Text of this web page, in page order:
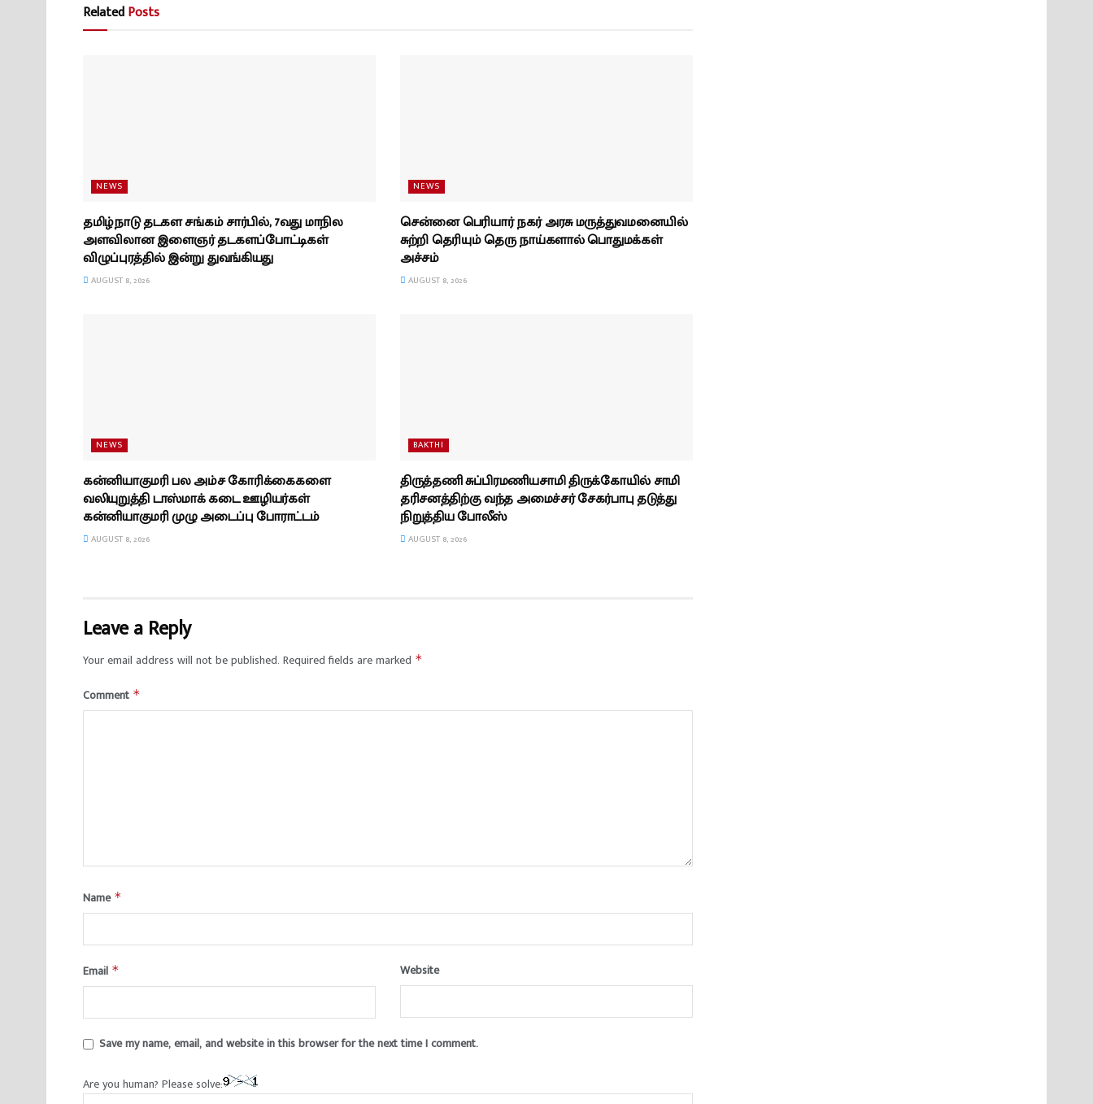
RelatedPosts
NEWS
தமிழ்நாடு தடகள சங்கம் சார்பில், 7வது மாநில
அளவிலான இளைஞர் தடகளப்போட்டிகள்
விழுப்புரத்தில் இன்று துவங்கியது
AUGUST 8, 2026
NEWS
சென்னை பெரியார் நகர் அரசு மருத்துவமனையில்
சுற்றி தெரியும் தெரு நாய்களால் பொதுமக்கள்
அச்சம்
AUGUST 8, 2026
NEWS
கன்னியாகுமரி பல அம்ச கோரிக்கைகளை
வலியுறுத்தி டாஸ்மாக் கடை ஊழியர்கள்
கன்னியாகுமரி முழு அடைப்பு போராட்டம்
AUGUST 8, 2026
BAKTHI
திருத்தணி சுப்பிரமணியசாமி திருக்கோயில் சாமி
தரிசனத்திற்கு வந்த அமைச்சர் சேகர்பாபு தடுத்து
நிறுத்திய போலீஸ்
AUGUST 8, 2026
Leave a Reply
Your email address will not be published. Required fields are marked *
Comment *
Name *
Email * Website
Save my name, email, and website in this browser for the next time I comment.
Are you human? Please solve: